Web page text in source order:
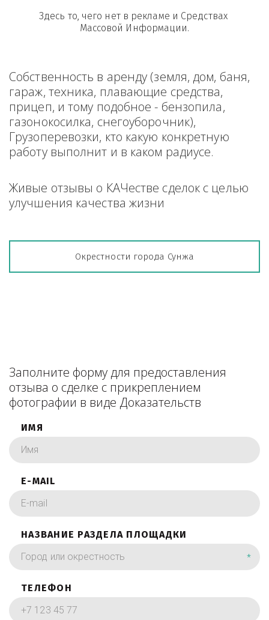
Здесь то, чего нет в рекламе и Средствах
Массовой Информации.
Собственность в аренду (земля, дом, баня,
гараж, техника, плавающие средства,
прицеп, и тому подобное - бензопила,
газонокосилка, снегоуборочник),
Грузоперевозки, кто какую конкретную
работу выполнит и в каком радиусе.
Живые отзывы о КАЧестве сделок с целью
улучшения качества жизни
Окрестности города Сунжа
Заполните форму для предоставления
отзыва о сделке с прикреплением
фотографии в виде Доказательств
ИМЯ
E-MAIL
НАЗВАНИЕ РАЗДЕЛА ПЛОЩАДКИ
*
ТЕЛЕФОН